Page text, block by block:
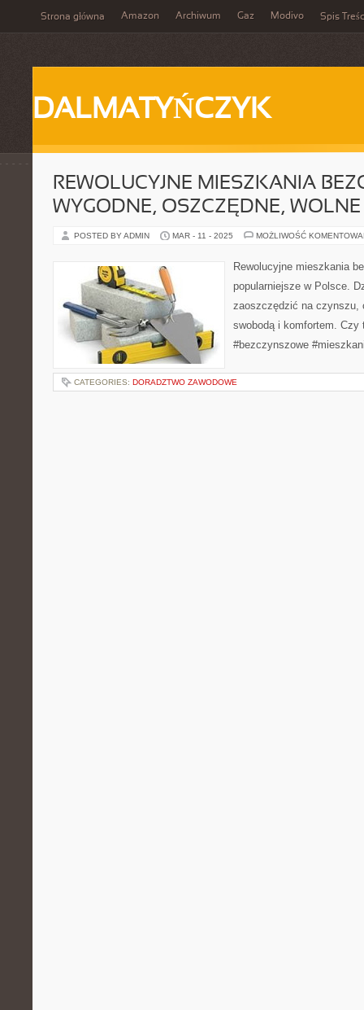
Strona główna Amazon Archiwum Gaz Modivo Spis
DALMATYŃCZYK
REWOLUCYJNE MIESZKANIA
WYGODNE, OSZCZĘDNE, WOLNE
POSTED BY ADMIN MAR - 11 - 2025 MOŻLIWOŚĆ
Rewolucyjne mieszkania
popularniejsze w Polsce.
zaoszczędzić na czynszu,
swobodą i komfortem. Czy
#bezczynszowe
CATEGORIES: DORADZTWO ZAWODOWE